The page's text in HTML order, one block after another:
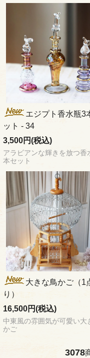
エジプト香水瓶3
ット - 34
3,500円(税込)
アラビアンな輝きを放つ香
本セット
大きな鳥かご（1
り）
16,500円(税込)
中東風の雰囲気が可愛い大
かご
3078